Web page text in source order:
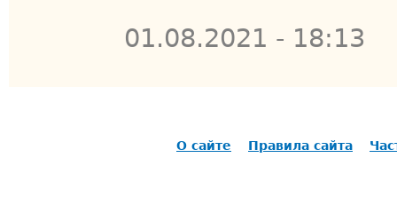
01.08.2021 - 18:13
О сайте Правила сайта